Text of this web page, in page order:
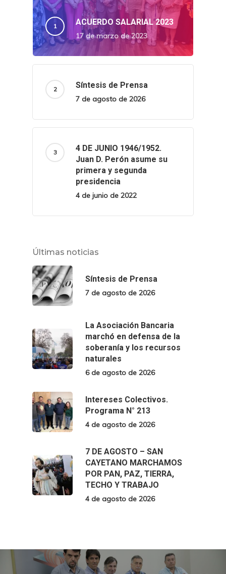
ACUERDO SALARIAL 2023
17 de marzo de 2023
Síntesis de Prensa
7 de agosto de 2026
4 DE JUNIO 1946/1952.
Juan D. Perón asume su
primera y segunda
presidencia
4 de junio de 2022
Últimas noticias
Síntesis de Prensa
7 de agosto de 2026
La Asociación Bancaria
marchó en defensa de la
soberanía y los recursos
naturales
6 de agosto de 2026
Intereses Colectivos.
Programa N° 213
4 de agosto de 2026
7 DE AGOSTO – SAN
CAYETANO MARCHAMOS
POR PAN, PAZ, TIERRA,
TECHO Y TRABAJO
4 de agosto de 2026